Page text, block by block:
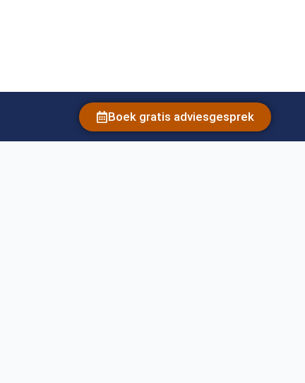
Boek gratis adviesgesprek